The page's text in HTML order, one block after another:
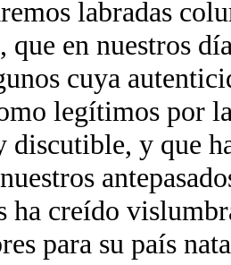
labradas
que en nuestros
cuya
legítimos por
discutible, y que
ha creído
para su país